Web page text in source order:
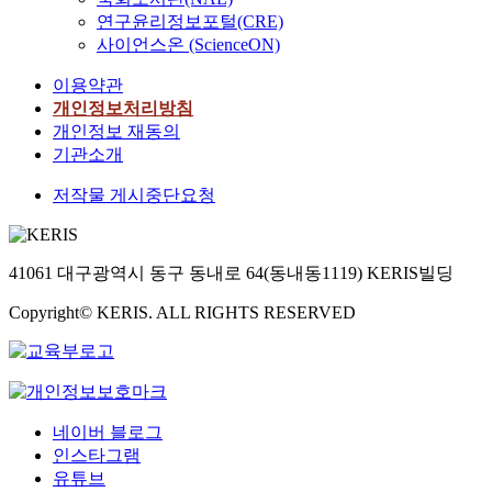
연구윤리정보포털(CRE)
사이언스온 (ScienceON)
이용약관
개인정보처리방침
개인정보 재동의
기관소개
저작물 게시중단요청
41061 대구광역시 동구 동내로 64(동내동1119) KERIS빌딩
Copyright© KERIS. ALL RIGHTS RESERVED
네이버 블로그
인스타그램
유튜브